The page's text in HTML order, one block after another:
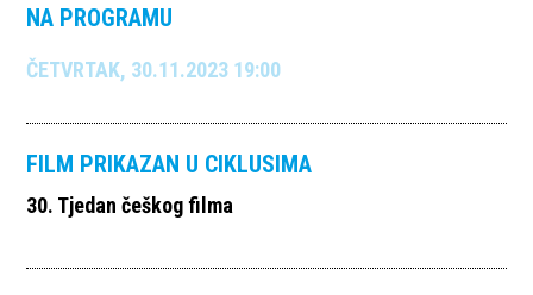
NA PROGRAMU
ČETVRTAK, 30.11.2023 19:00
FILM PRIKAZAN U CIKLUSIMA
30. Tjedan češkog filma